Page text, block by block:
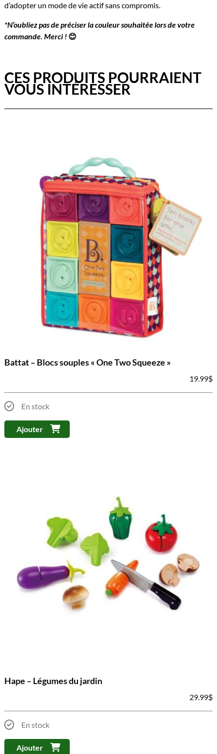
d’adopter un mode de vie actif sans compromis.
*N’oubliez pas de préciser la couleur souhaitée lors de votre
commande. Merci ! 😊
CES PRODUITS POURRAIENT
VOUS INTÉRESSER
Battat – Blocs souples « One Two Squeeze »
19.99$
En stock
Ajouter
Hape – Légumes du jardin
29.99$
En stock
Ajouter